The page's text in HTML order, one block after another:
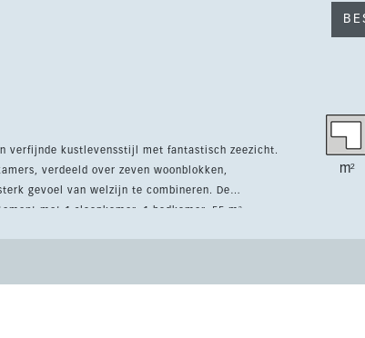
verfijnde kustlevensstijl met fantastisch zeezicht.
verdeeld over zeven woonblokken,
gevoel van welzijn te combineren. De
met 1 slaapkamer, 1 badkamer, 55 m²
m²